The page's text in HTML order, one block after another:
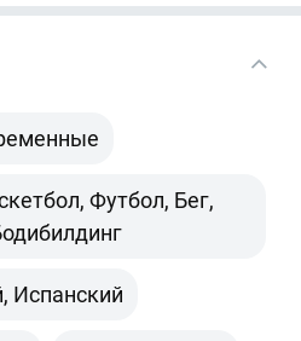
Футбол, Бег,
Испанский